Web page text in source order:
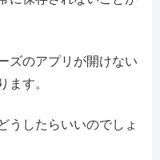
ズのアプリが開けない
ます。
うしたらいいのでしょ